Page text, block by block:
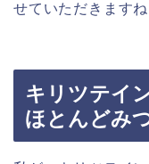
せていただきますね
キリツテイ
ほとんどみ